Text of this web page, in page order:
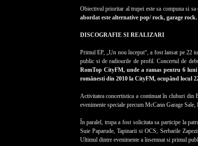
Obiectivul prioritar al trupei este sa compuna si
abordat este alternative pop/ rock, garage
DISCOGRAFIE SI REALIZARI
Primul EP, „Un nou început“, a fost lansat pe 22
public si de radiourile de profil. Concertul de
RomTop CityFM, unde a ramas pentru 6
românesti din 2010 la CityFM, ocupând locul
Activitatea concertistica a continuat în cluburi
evenimente speciale precum McCann Garage
În paralel, trupa a fost solicitata sa participe la
Suie Paparude, Tapinarii si OCS; Serbarile
Ultimul dintre evenimente a însemnat si primul